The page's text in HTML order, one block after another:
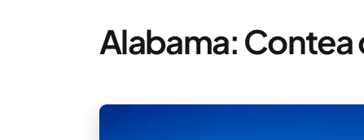
Alabama: Contea